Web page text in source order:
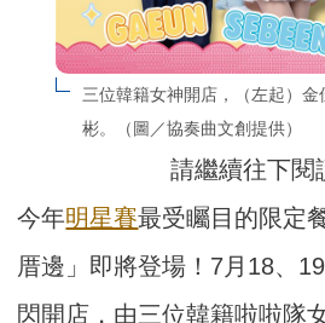
三位韓籍女神開店，（左起）
彬。（圖／協奏曲文創提供）
請繼續往下
今年明星賽最受矚目的限定
厝邊」即將登場！7月18、
閃開店，由三位韓籍啦啦隊